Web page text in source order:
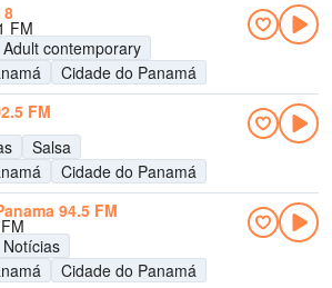
8
FM
Adult contemporary
Cidade do Panamá
FM
Salsa
Cidade do Panamá
94.5 FM
Notícias
Cidade do Panamá